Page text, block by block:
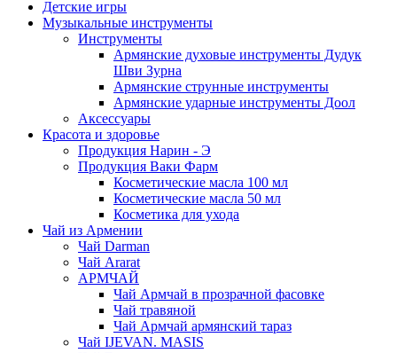
Детские игры
Музыкальные инструменты
Инструменты
Армянские духовые инструменты Дудук
Шви Зурна
Армянские струнные инструменты
Армянские ударные инструменты Доол
Аксессуары
Красота и здоровье
Продукция Нарин - Э
Продукция Ваки Фарм
Косметические масла 100 мл
Косметические масла 50 мл
Косметика для ухода
Чай из Армении
Чай Darman
Чай Ararat
АРМЧАЙ
Чай Армчай в прозрачной фасовке
Чай травяной
Чай Армчай армянский тараз
Чай IJEVAN. MASIS